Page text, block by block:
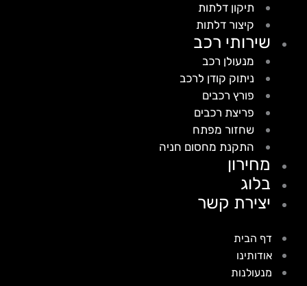
תיקון דלתות
קיצור דלתות
שירותי רכב
מנעולן רכב
ניתוק קודן לרכב
פורץ רכבים
פריצת רכבים
שחזור מפתח
התקנת מחסום חניה
מחירון
בלוג
יצירת קשר
דף הבית
אודותינו
מנעולנות